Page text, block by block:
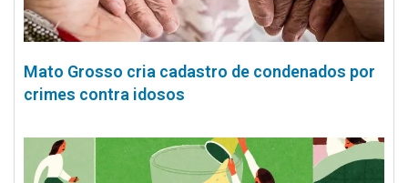
Mato Grosso cria cadastro de condenados por
crimes contra idosos